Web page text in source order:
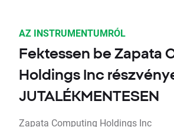
AZ INSTRUMENTUMRÓL
Fektessen be Zapata
Holdings Inc
JUTALÉKMENTESEN
Zapata Computing Holdings Inc